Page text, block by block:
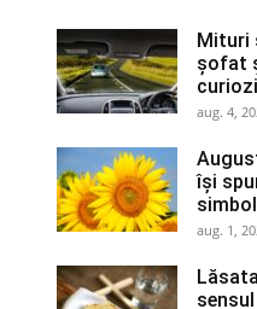
Mituri
șofat
aug. 4,
își
aug. 1,